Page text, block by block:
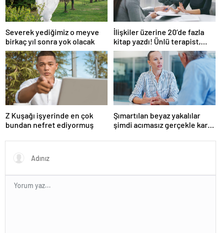
Severek yediğimiz o meyve
birkaç yıl sonra yok olacak
İlişkiler üzerine 20’de fazla
kitap yazdı! Ünlü terapist,
boşanmaların gerçek
suçlularını açıklıyor
Z Kuşağı işyerinde en çok
bundan nefret ediyormuş
Şımartılan beyaz yakalılar
şimdi acımasız gerçekle karşı